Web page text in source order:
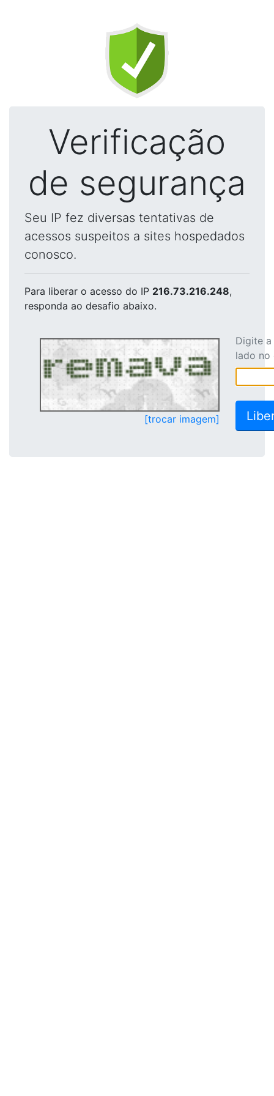
Verificação
de segurança
Seu IP fez diversas tentativas de
acessos suspeitos a sites hospedados
conosco.
Para liberar o acesso do IP 216.73.216.248,
responda ao desafio abaixo.
[trocar imagem]
Digite
lado no